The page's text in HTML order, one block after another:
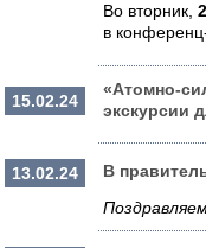
Во вторник,
в
15.02.24
«Атомно-
экскурсии
13.02.24
В